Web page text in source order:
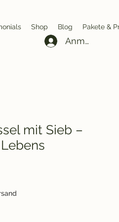
Shop Blog Pakete &
Anmelden
mit Sieb –